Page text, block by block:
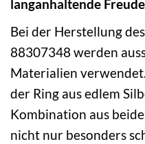
langanhaltende Freude
Bei der Herstellung
88307348 werden
Materialien
der Ring aus edlem
Kombination aus
nicht nur besonders